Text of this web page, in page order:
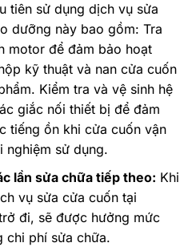
tiên sử dụng dịch vụ sửa
dưỡng này bao gồm: Tra
motor để đảm bảo hoạt
kỹ thuật và nan cửa cuốn
Kiểm tra và vệ sinh hệ
giắc nối thiết bị để đảm
tiếng ồn khi cửa cuốn vận
nghiệm sử dụng.
lần sửa chữa tiếp theo: Khi
vụ sửa cửa cuốn tại
đi, sẽ được hưởng mức
chi phí sửa chữa.